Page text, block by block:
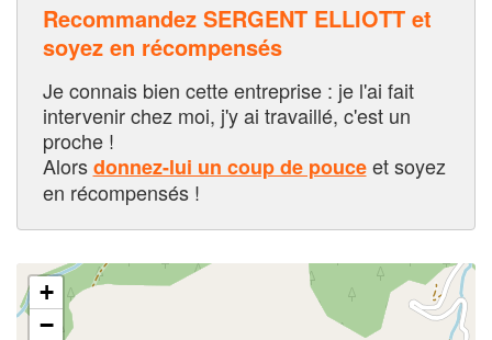
Recommandez SERGENT ELLIOTT et
soyez en récompensés
Je connais bien cette entreprise : je l'ai fait
intervenir chez moi, j'y ai travaillé, c'est un
proche !
Alorsdonnez-lui un coup de pouceet soyez
en récompensés !
+
−